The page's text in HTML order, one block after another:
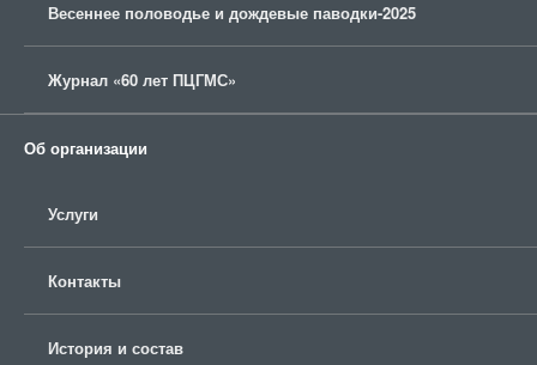
Весеннее половодье и дождевые паводки-2025
Журнал «60 лет ПЦГМС»
Об организации
Услуги
Контакты
История и состав